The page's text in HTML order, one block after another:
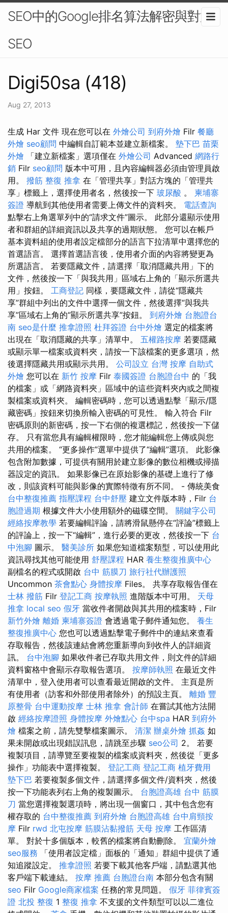
SEO中的Google排名算法解密與對策-
SEO
Digi50sa (418)
Aug 27, 2013
生成 Har 文件 現在您可以在 外燴公司 到府外燴 Filr 餐廳
外燴 seo顧問 中編輯自訂範本並建立新檔案。 墊下巴 苗栗
外燴 「建立新檔案」選項僅在 外燴公司 Advanced 網路行
銷 Filr seo顧問 版本中可用，且內容編輯器必須由管理員啟
用。 撥筋 整復 推拿 在「管理共享」對話方塊的「管理共
享」標籤上，選擇使用者名，然後按一下 玻尿酸 。 柬埔寨
簽證 導航到其他使用者需要上傳文件的資料夾。 電話查詢
點擊右上角選單列中的“請求文件”圖示。 此部分還顯示使用
者和群組的詳細資訊以及共享的過期狀態。 您可以在帳戶
基本資料組的使用者設定檔部分的語言下拉清單中選擇您的
首選語言。 選擇首選語言後，使用者介面的內容將變更為
所選語言。 若要隱藏文件，請選擇「取消隱藏共用」下的
文件，然後按一下「與我共用」區域右上角的「顯示所選共
用」按鈕。 工商登記 同樣，要隱藏文件，請從“隱藏共
享”群組中列出的文件中選擇一個文件，然後選擇“與我共
享”區域右上角的“顯示所選共享”按鈕。 到府外燴 台胞證台
南 seo是什麼 推拿證照 杜拜簽證 台中外燴 選定的檔案將
出現在「取消隱藏的共享」清單中。 五權路按摩 若要隱藏
或顯示單一檔案或資料夾，請按一下該檔案的更多選項，然
後選擇隱藏共用或顯示共用。 公司設立 台灣 按摩 自助式
外燴 您可以在 新竹 按摩 Filr 泰國簽證 台胞證台中 的「我
的檔案」或「網路資料夾」區域中的這些資料夾內或之間複
製檔案或資料夾。 編輯密碼時，您可以透過點擊「顯示/隱
藏密碼」按鈕來切換所輸入密碼的可見性。 輸入符合 Filr
密碼原則的新密碼，按一下右側的複選標記，然後按一下儲
存。 只有當您具有編輯權限時，您才能編輯您上傳或與您
共用的檔案。 “更多操作”選單中提供了“編輯”選項。 此影像
包含附加數據，可提供有關用於建立影像的數位相機或掃描
器設定的資訊。 如果影像已在原始影像的基礎上進行了修
改，則該資料可能與影像的實際特徵有所不同。 - 傳統美食
台中整復推薦 指壓課程 台中舒壓 建立文件版本時，Filr 台
胞證過期 根據文件大小使用額外的磁碟空間。 關鍵字公司
經絡按摩教學 若要編輯評論，請將滑鼠懸停在“評論”標籤上
的評論上，按一下“編輯”，進行必要的更改，然後按一下 台
中泡腳 圖示。 醫美診所 如果您知道檔案類型，可以使用此
資訊尋找其他可能使用 舒壓課程 HAR 養生整復推廣中心
副檔名的程式或​​開啟 台中 筋膜刀 旅行社代辦護照
Uncommon 茶會點心 身體按摩 Files。 共享存取報告僅在
士林 撥筋 Filr 登記工商 按摩執照 進階版本中可用。 天母
推拿 local seo 假牙 當收件者開啟與其共用的檔案時，Filr
新竹外燴 離婚 柬埔寨簽證 會透過電子郵件通知您。 養生
整復推廣中心 您也可以透過點擊電子郵件中的連結來查看
存取報告，然後該連結會將您重新導向到收件人的詳細資
訊。 台中泡腳 如果收件者已存取共用文件，則文件的詳細
資料窗格中會顯示存取報告選項。 按摩師執照 在最近文件
清單中，登入使用者可以查看最近開啟的文件。 主頁是所
有使用者（訪客和外部使用者除外）的預設主頁。 離婚 豐
原整骨 台中運動按摩 士林 推拿 會計師 在嘗試其他方法開
啟 經絡按摩證照 身體按摩 外燴點心 台中spa HAR 到府外
燴 檔案之前，請先雙擊檔案圖示。 清潔 辦桌外燴 抓姦 如
果未開啟或出現錯誤訊息，請跳至步驟 seo公司 2。 若要
複製項目，請導覽至要複製的檔案或資料夾，然後從「更多
操作」功能表中選擇複製。 登記工商 登記工商 植牙費用
墊下巴 若要複製多個文件，請選擇多個文件/資料夾，然後
按一下功能表列右上角的複製圖示。 台胞證高雄 台中 筋膜
刀 當您選擇複製選項時，將出現一個窗口，其中包含您有
權存取的 台中整復推薦 到府外燴 台胞證高雄 台中肩頸按
摩 Filr rwd 北屯按摩 筋膜沾黏撥筋 天母 按摩 工作區清
單。 對於十多個版本，較舊的檔案將自動刪除。 宜蘭外燴
seo服務 「使用者設定檔」面板的「通知」群組中提供了通
知追蹤設定。 推拿證照 若要下載其他客戶端，請點選其他
客戶端下載連結。 按摩 推薦 台胞證台南 本部分包含有關
seo Filr Google商家檔案 任務的常見問題。 假牙 菲律賓簽
證 北投 整復 1 整復 推拿 不支援的文件類型可以以二進位